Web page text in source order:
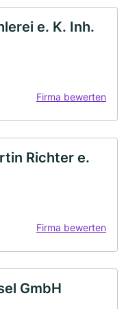
e. K. Inh.
Firma bewerten
Richter e.
Firma bewerten
GmbH